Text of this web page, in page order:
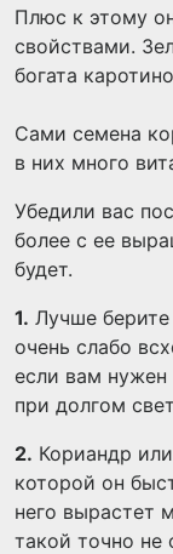
Плюс к этому
свойствами.
богата
Сами семена
в них много
Убедили вас
более с ее
будет.
1. Лучше
очень слабо
если вам
при долгом
2. Кориандр
которой он
него вырастет
такой точно не